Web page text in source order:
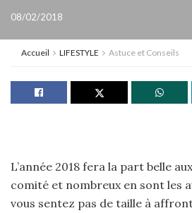
08/02/2018
Accueil LIFESTYLE Astuce et Conseils
L’année 2018 fera la part belle
comité et nombreux en sont les
vous sentez pas de taille à